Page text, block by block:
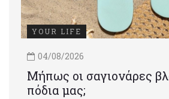
YOUR LIFE
04/08/2026
Μήπως οι σαγιονάρες
πόδια μας;